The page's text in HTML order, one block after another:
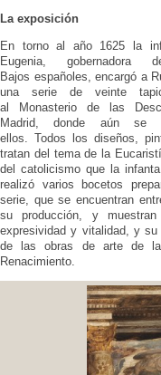
La exposición
En torno al año 1625 la
Eugenia,
Bajos españoles, encargó a
una serie de veinte
al Monasterio de las
Madrid, donde aún se
ellos. Todos los diseños,
tratan del tema de la
del catolicismo que la
realizó varios bocetos
serie, que se encuentran
su producción, y
expresividad y vitalidad, y su
de las obras de arte de
Renacimiento.